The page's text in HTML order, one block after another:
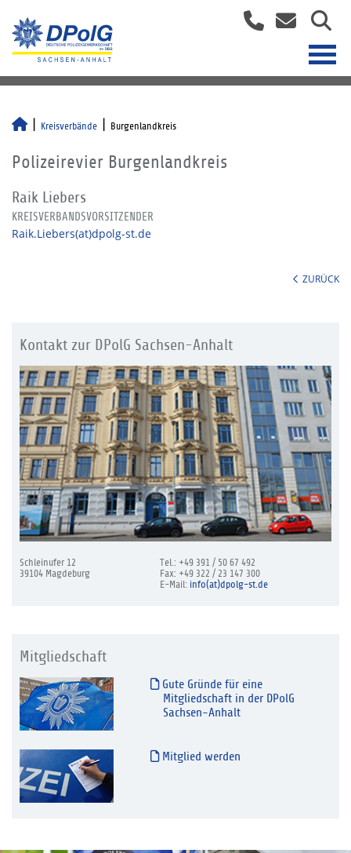
Kreisverbände Burgenlandkreis
Polizeirevier Burgenlandkreis
Raik Liebers
KREISVERBANDSVORSITZENDER
Raik.Liebers(at)dpolg-st.de
ZURÜCK
Kontakt zur DPolG Sachsen-Anhalt
Schleinufer 12
39104 Magdeburg
Tel.: +49 391 / 50 67 492
Fax: +49 322 / 23 147 300
E-Mail: info(at)dpolg-st.de
Mitgliedschaft
Gute Gründe für eine
Mitgliedschaft in der DPolG
Sachsen-Anhalt
Mitglied werden